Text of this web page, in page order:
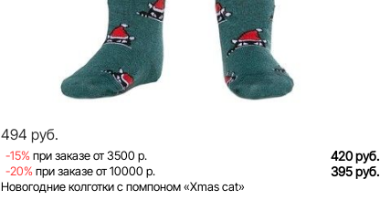
494 руб.
-15% при заказе от 3500 р. 420 руб.
-20% при заказе от 10000 р. 395 руб.
Новогодние колготки с помпоном «Xmas cat»